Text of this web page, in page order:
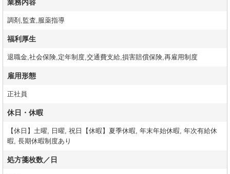
業務内容
調剤,監査,服薬指導
福利厚生
退職金,社会保険,定年制度,交通費支給,損害賠償保険,再雇用制度
雇用形態
正社員
休日・休暇
【休日】土曜, 日曜, 祝日【休暇】夏季休暇, 年末年始休暇, 年次有給休
暇, 長期休暇制度あり
処方箋枚数／日